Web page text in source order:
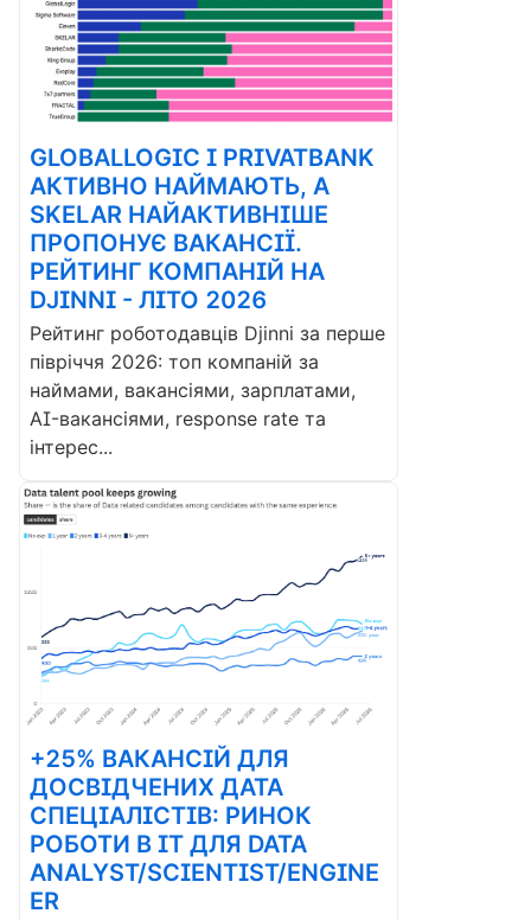
GLOBALLOGIC І PRIVATBANK
АКТИВНО НАЙМАЮТЬ, А
SKELAR НАЙАКТИВНІШЕ
ПРОПОНУЄ ВАКАНСІЇ.
РЕЙТИНГ КОМПАНІЙ НА
DJINNI - ЛІТО 2026
Рейтинг роботодавців Djinni за перше
півріччя 2026: топ компаній за
наймами, вакансіями, зарплатами,
AI-вакансіями, response rate та
інтерес...
+25% ВАКАНСІЙ ДЛЯ
ДОСВІДЧЕНИХ ДАТА
СПЕЦІАЛІСТІВ: РИНОК
РОБОТИ В ІТ ДЛЯ DATA
ANALYST/SCIENTIST/ENGINE
ER